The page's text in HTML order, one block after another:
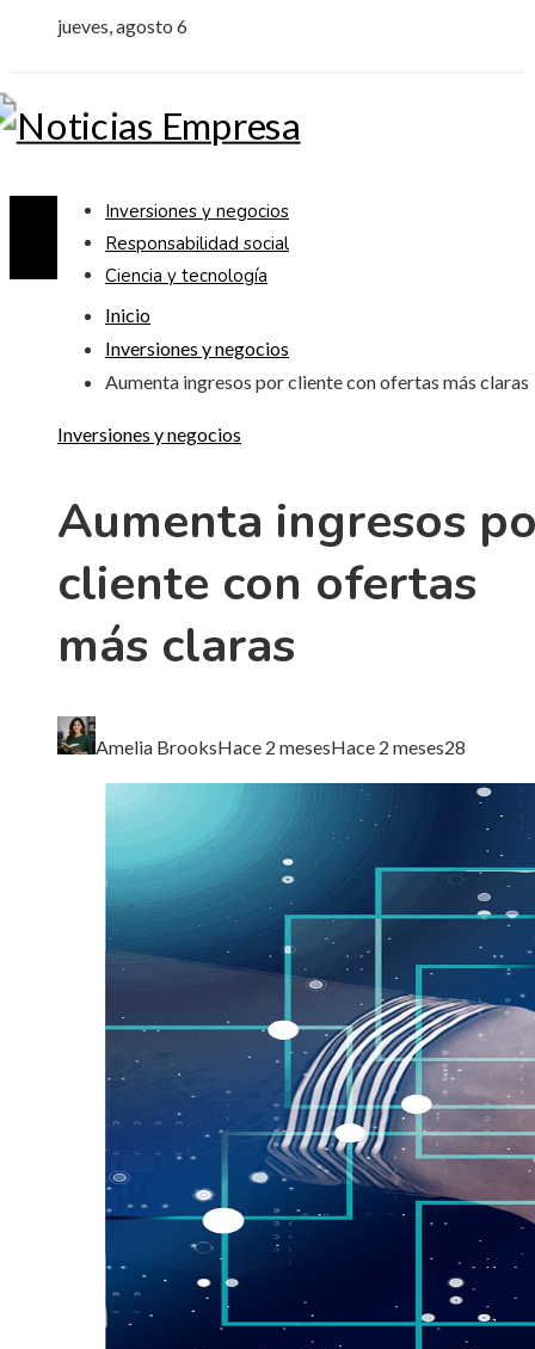
jueves, agosto 6
Inversiones y negocios
Responsabilidad social
Ciencia y tecnología
Inicio
Inversiones y negocios
Aumenta ingresos por cliente con ofertas más claras
Inversiones y negocios
Aumenta ingresos
cliente con ofertas
más claras
Amelia BrooksHace 2 mesesHace 2 meses28